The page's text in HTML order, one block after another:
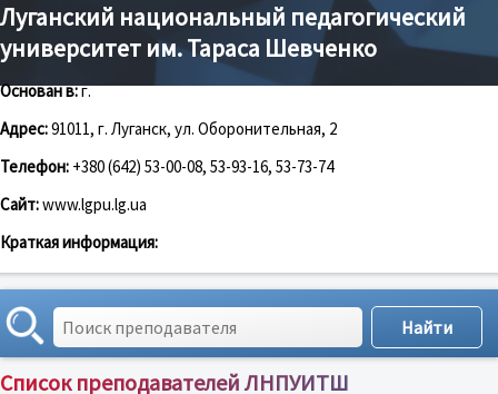
Луганский национальный педагогический
университет им. Тараса Шевченко
Основан в:г.
Адрес:91011, г. Луганск, ул. Оборонительная, 2
Телефон: +380 (642) 53-00-08, 53-93-16, 53-73-74
Сайт:www.lgpu.lg.ua
Краткая информация:
Список преподавателей ЛНПУИТШ